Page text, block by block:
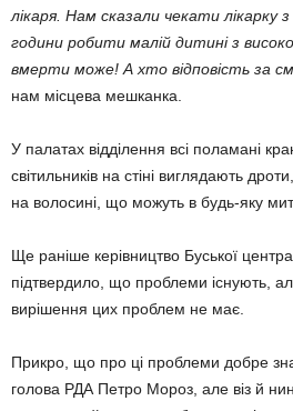
лікаря. Нам сказали чекати лікарку
години робити малій дитині з
вмерти може! А хто відповість за
нам місцева мешканка.
У палатах відділення всі поламані
світильників на стіні виглядають
на волосині, що можуть в будь-яку
Ще раніше керівництво Буської
підтвердило, що проблеми існують,
вирішення цих проблем не має.
Прикро, що про ці проблеми добре
голова РДА Петро Мороз, але віз й